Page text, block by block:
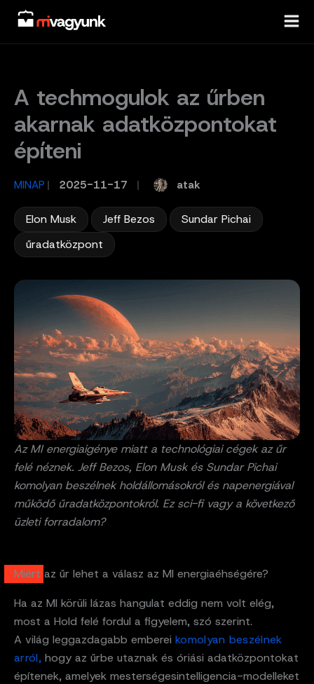
Skip
content
A techmogulok az űrben
akarnak adatközpontokat
építeni
MINAP / 2025-11-17 atak
Elon Musk Jeff Bezos Sundar Pichai
űradatközpont
Az MI energiaigénye miatt a technológiai cégek az űr
felé néznek. Jeff Bezos, Elon Musk és Sundar Pichai
komolyan beszélnek holdállomásokról és napenergiával
működő űradatközpontokról. Ez sci-fi vagy a következő
üzleti forradalom?
Miért az űr lehet a válasz az MI energiaéhségére?
Ha az MI körüli lázas hangulat eddig nem volt elég,
most a Hold felé fordul a figyelem, szó szerint.
A világ leggazdagabb emberei komolyan beszélnek
arról,hogy az űrbe utaznak és óriási adatközpontokat
építenek, amelyek mesterségesintelligencia-modelleket